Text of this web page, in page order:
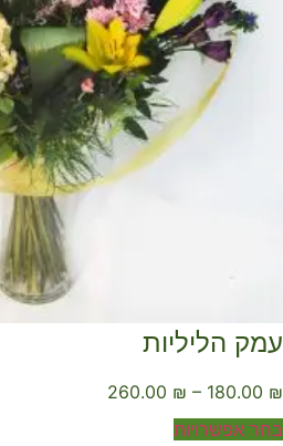
הליליות
180.00
–
₪
260.00
אפשרויות